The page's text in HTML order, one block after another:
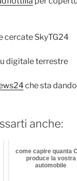
cercate SkyTG24
digitale terrestre
che sta
anche:
come capire quanta
produce la vostra
automobile